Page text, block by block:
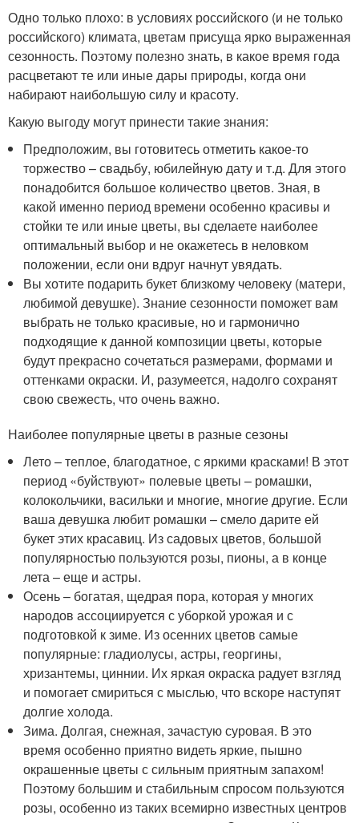
Одно только плохо: в условиях российского (и не только
российского) климата, цветам присуща ярко выраженная
сезонность. Поэтому полезно знать, в какое время года
расцветают те или иные дары природы, когда они
набирают наибольшую силу и красоту.
Какую выгоду могут принести такие знания:
Предположим, вы готовитесь отметить какое-то
торжество – свадьбу, юбилейную дату и т.д. Для этого
понадобится большое количество цветов. Зная, в
какой именно период времени особенно красивы и
стойки те или иные цветы, вы сделаете наиболее
оптимальный выбор и не окажетесь в неловком
положении, если они вдруг начнут увядать.
Вы хотите подарить букет близкому человеку (матери,
любимой девушке). Знание сезонности поможет вам
выбрать не только красивые, но и гармонично
подходящие к данной композиции цветы, которые
будут прекрасно сочетаться размерами, формами и
оттенками окраски. И, разумеется, надолго сохранят
свою свежесть, что очень важно.
Наиболее популярные цветы в разные сезоны
Лето – теплое, благодатное, с яркими красками! В этот
период «буйствуют» полевые цветы – ромашки,
колокольчики, васильки и многие, многие другие. Если
ваша девушка любит ромашки – смело дарите ей
букет этих красавиц. Из садовых цветов, большой
популярностью пользуются розы, пионы, а в конце
лета – еще и астры.
Осень – богатая, щедрая пора, которая у многих
народов ассоциируется с уборкой урожая и с
подготовкой к зиме. Из осенних цветов самые
популярные: гладиолусы, астры, георгины,
хризантемы, циннии. Их яркая окраска радует взгляд
и помогает смириться с мыслью, что вскоре наступят
долгие холода.
Зима. Долгая, снежная, зачастую суровая. В это
время особенно приятно видеть яркие, пышно
окрашенные цветы с сильным приятным запахом!
Поэтому большим и стабильным спросом пользуются
розы, особенно из таких всемирно известных центров